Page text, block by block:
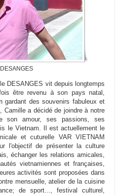
DESANGES vit depuis longtemps
être revenu à son pays natal,
gardant des souvenirs fabuleux et
Camille a décidé de joindre à notre
son amour, ses passions, ses
le Vietnam. Il est actuellement le
et cuturelle VAR VIETNAM
l'objectif de présenter la culture
échanger les relations amicales,
vietnamiennes et françaises,
activités sont proposées dans
mensuelle, atelier de la cuisine
de sport..., festival culturel,